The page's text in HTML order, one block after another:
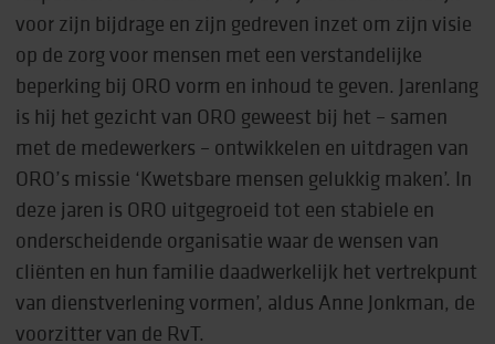
voor zijn bijdrage en zijn gedreven inzet om zijn visie
op de zorg voor mensen met een verstandelijke
beperking bij ORO vorm en inhoud te geven. Jarenlang
is hij het gezicht van ORO geweest bij het – samen
met de medewerkers – ontwikkelen en uitdragen van
ORO’s missie ‘Kwetsbare mensen gelukkig maken’. In
deze jaren is ORO uitgegroeid tot een stabiele en
onderscheidende organisatie waar de wensen van
cliënten en hun familie daadwerkelijk het vertrekpunt
van dienstverlening vormen’, aldus Anne Jonkman, de
voorzitter van de RvT.